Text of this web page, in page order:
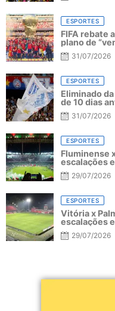
ESPORTES
FIFA rebate
plano de
31/07/2026
ESPORTES
Eliminado
de 10 dias
31/07/2026
ESPORTES
Fluminense
escalações
29/07/2026
ESPORTES
Vitória x
escalações
29/07/2026